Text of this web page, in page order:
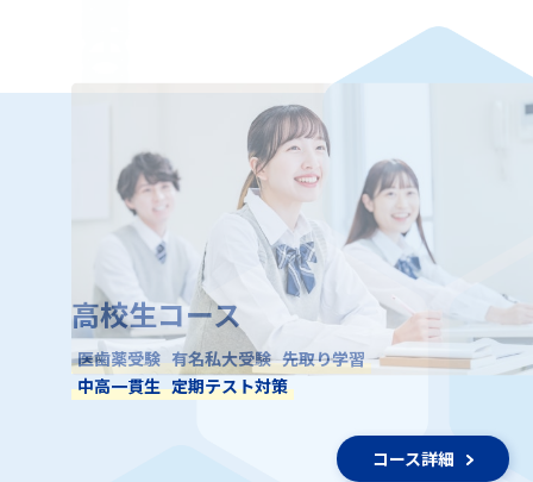
高校生コース
医歯薬受験 有名私大受験 先取り学習
中高一貫生 定期テスト対策
コース詳細